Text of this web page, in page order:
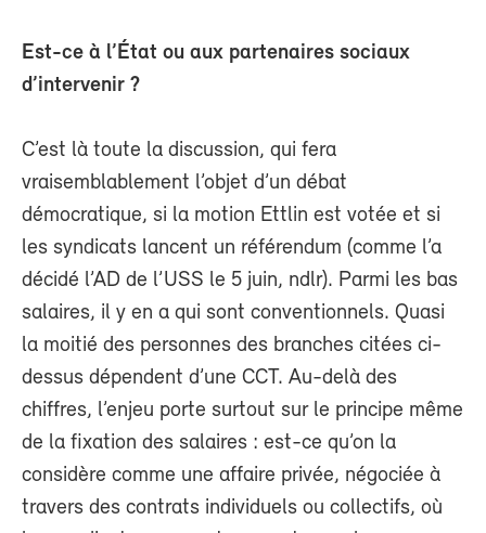
Est-ce à l’État ou aux partenaires sociaux
d’intervenir ?
C’est là toute la discussion, qui fera
vraisemblablement l’objet d’un débat
démocratique, si la motion Ettlin est votée et si
les syndicats lancent un référendum (comme l’a
décidé l’AD de l’USS le 5 juin, ndlr). Parmi les bas
salaires, il y en a qui sont conventionnels. Quasi
la moitié des personnes des branches citées ci-
dessus dépendent d’une CCT. Au-delà des
chiffres, l’enjeu porte surtout sur le principe même
de la fixation des salaires : est-ce qu’on la
considère comme une affaire privée, négociée à
travers des contrats individuels ou collectifs, où